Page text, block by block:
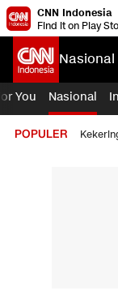
CNN Indonesia
Find it on Play
Nasional
You Nasional
POPULER